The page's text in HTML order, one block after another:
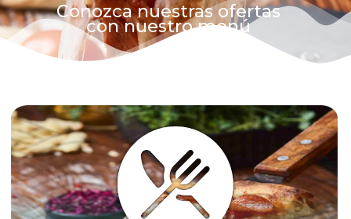
Conozca nuestras ofertas
con nuestro menú